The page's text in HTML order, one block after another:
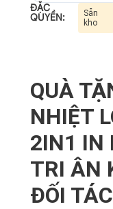
ĐẶC
QUYỀN:
Sẵn
kho
QUÀ
NHIỆT
2IN1 IN
TRI ÂN
ĐỐI TÁC